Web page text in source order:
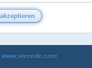
www.viecode.com